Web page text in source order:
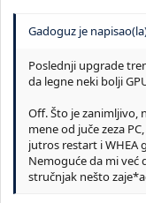
Gadoguz je
Poslednji upgrade
da legne neki bolji
Off. Što je zanimljivo,
mene od juče zeza
jutros restart i WHEA
Nemoguće da mi već
stručnjak nešto